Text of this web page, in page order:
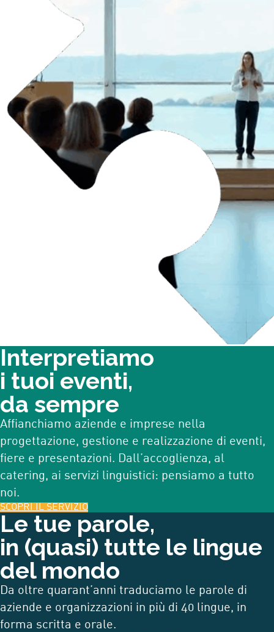
Interpretiamo
i tuoi eventi,
da sempre
Affianchiamo aziende e imprese nella
progettazione, gestione e realizzazione di eventi,
fiere e presentazioni. Dall’accoglienza, al
catering, ai servizi linguistici: pensiamo a tutto
noi.
SCOPRI IL SERVIZIO
Le tue parole,
in (quasi) tutte le lingue
del mondo
Da oltre quarant’anni traduciamo le parole di
aziende e organizzazioni in più di 40 lingue, in
forma scritta e orale.